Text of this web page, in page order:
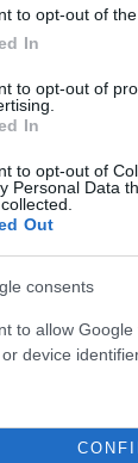
to opt-out of
In
to opt-out of
In
to opt-out of
Personal Data
Out
consents
to allow
device
Ζάκυνθος